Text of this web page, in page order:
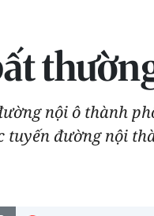
nội ô thành
đường nội